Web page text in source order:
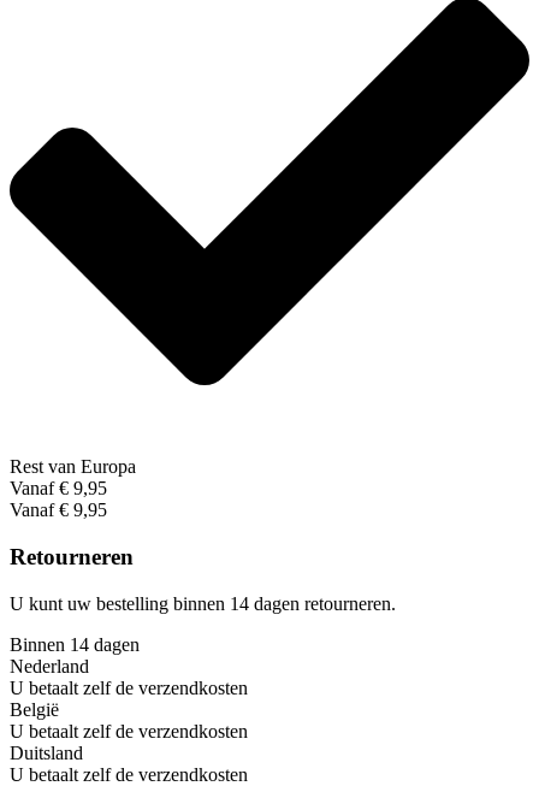
Rest van Europa
Vanaf € 9,95
Vanaf € 9,95
Retourneren
U kunt uw bestelling binnen 14 dagen retourneren.
Binnen 14 dagen
Nederland
U betaalt zelf de verzendkosten
België
U betaalt zelf de verzendkosten
Duitsland
U betaalt zelf de verzendkosten